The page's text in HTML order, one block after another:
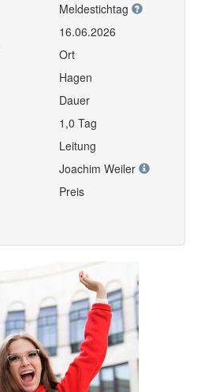
Meldestichtag
16.06.2026
Ort
Hagen
Dauer
1,0 Tag
Leitung
Joachim Weiler
Preis